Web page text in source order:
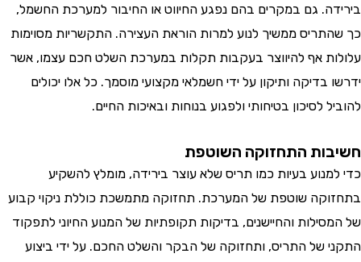
גם במקרים בהם נפגע החיווט או החיבור למערכת החשמל,
ממשיך לנוע למרות הוראת העצירה. התקשריות מסוימות
אף להיווצר בעקבות תקלות במערכת השלט חכם עצמו, אשר
בדיקה ותיקון על ידי חשמלאי מקצועי מוסמך. כל אלו יכולים
לסיכון בטיחותי ולפגוע בנוחות ובאיכות החיים.
התחזוקה השוטפת
בעיות כמו תריס שלא עוצר בירידה, מומלץ להשקיע
שוטפת של המערכת. תחזוקה מתמשכת כוללת ניקוי קבוע
והחיישנים, בדיקות תקופתיות של המנוע החיוני לתפקוד
של התריס, ותחזוקה של הבקר והשלט החכם. על ידי ביצוע